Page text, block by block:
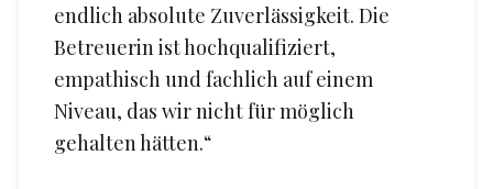
endlich absolute Zuverlässigkeit. Die
Betreuerin ist hochqualifiziert,
empathisch und fachlich auf einem
Niveau, das wir nicht für möglich
gehalten hätten.“